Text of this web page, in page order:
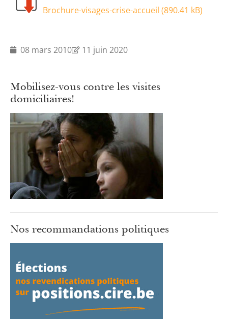
Brochure-visages-crise-accueil (890.41 kB)
08 mars 2010 11 juin 2020
Mobilisez-vous contre les visites
domiciliaires!
Nos recommandations politiques